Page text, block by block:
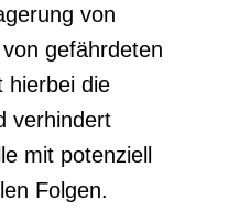
von
gefährdeten
hierbei die
verhindert
mit potenziell
Folgen.